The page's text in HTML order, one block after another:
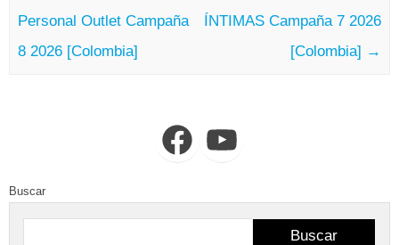
Personal Outlet Campaña
8 2026 [Colombia]
ÍNTIMAS Campaña 7 2026
[Colombia] →
FacebookYouTube
Buscar
Buscar